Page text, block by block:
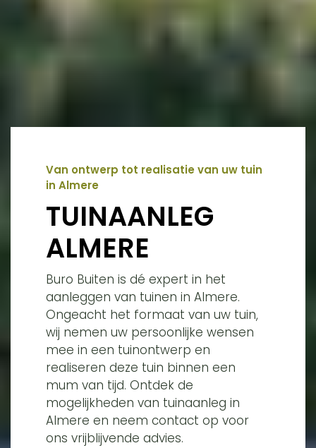
Van ontwerp tot realisatie van uw tuin
in Almere
TUINAANLEG
ALMERE
Buro Buiten is dé expert in het
aanleggen van tuinen in Almere.
Ongeacht het formaat van uw tuin,
wij nemen uw persoonlijke wensen
mee in een tuinontwerp en
realiseren deze tuin binnen een
mum van tijd. Ontdek de
mogelijkheden van tuinaanleg in
Almere en neem contact op voor
ons vrijblijvende advies.